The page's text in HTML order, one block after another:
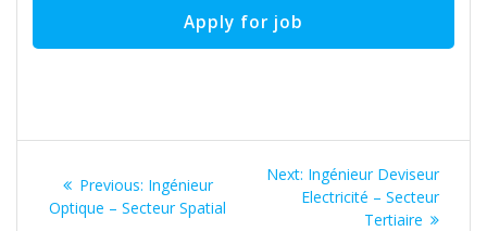
navigation
Previous: Previous
post:
Ingénieur
Optique – Secteur Spatial
Next: Next
post:
Ingénieur Deviseur
Electricité – Secteur
Tertiaire